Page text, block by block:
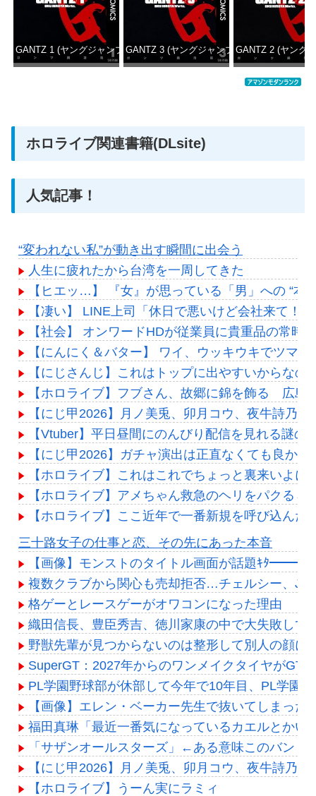
GANTZ 1 (ヤングジャンプコミックスDIGITAL)
GANTZ 3 (ヤングジャンプコミックス
GANTZ 2 (ヤング
ホロライブ関連書籍(DLsite)
人気記事！
“変われない私”が動き出す瞬間に出会う
人生に疲れたから台湾を一周してきた
【ヒエッ…】 『女』が思っている「男」への “本
【凄い】 LINE上司「休日で悪いけど会社来て
【社会】 オンワードHDが従業員に貴重品の常時
【にんにく＆バター】 ワイ、ウッキウキでツマ
【にじさんじ】これはトップに出やすいからな
【ホロライブ】フブさん、故郷に錦を飾る 広島
【にじ甲2026】月ノ美兎、卯月コウ、夜牛詩乃
【Vtuber】平日昼間にのんびり配信を見れる謎
【にじ甲2026】ガチャ演出は正直なくても良か
【ホロライブ】これはこれでちょっと裏来いよに
【ホロライブ】アメちゃん救急のヘリをパクる→
【ホロライブ】ここ近年で一番新規を呼び込んだ
Powered by livedoor 相互RSS
三十路女子の仕事と恋、その先にあった本音
【画像】モンストのタイトル画面が話題ｷﾀ
複数クラブから関心も売却拒否…チェルシー、J
格ゲーとレースゲーがオワコンになった理由
織田信長、豊臣秀吉、徳川家康の中で大失敗し
野獣先輩が見つからないのは整形して別人の顔
SuperGT：2027年からのワンメイクタイヤが
PL学園野球部が休部して今年で10年目、PL学園
【画像】エレン・ベーカー先生で抜いてしまった
福田真琳「最近一番気になっているカエルとか
「サザンオールスターズ」←ある意味このバンド
【にじ甲2026】月ノ美兎、卯月コウ、夜牛詩乃
【ホロライブ】うーん実にラミィ